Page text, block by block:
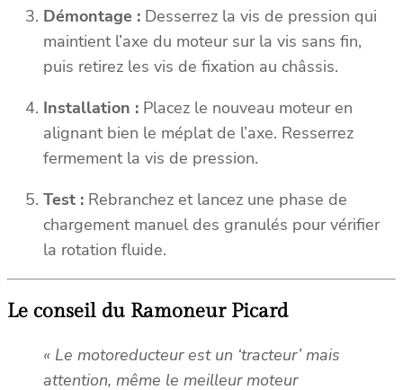
Démontage : Desserrez la vis de pression qui
maintient l’axe du moteur sur la vis sans fin,
puis retirez les vis de fixation au châssis.
Installation : Placez le nouveau moteur en
alignant bien le méplat de l’axe. Resserrez
fermement la vis de pression.
Test : Rebranchez et lancez une phase de
chargement manuel des granulés pour vérifier
la rotation fluide.
Le conseil du Ramoneur Picard
« Le motoreducteur est un ‘tracteur’ mais
attention, même le meilleur moteur